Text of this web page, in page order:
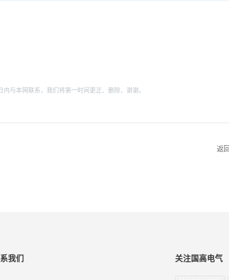
与本网联系，我们将第一时间更正、删除，谢谢。
返回
我们 关注国高电气